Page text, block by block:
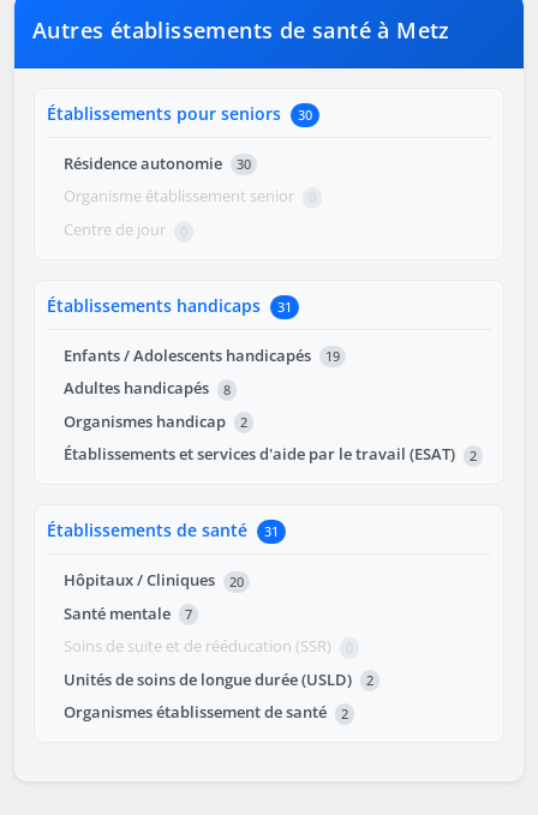
Autres établissements de santé à Metz
Établissements pour seniors 30
Résidence autonomie 30
Organisme établissement senior 0
Centre de jour 0
Établissements handicaps 31
Enfants / Adolescents handicapés 19
Adultes handicapés 8
Organismes handicap 2
Établissements et services d'aide par le travail (ESAT) 2
Établissements de santé 31
Hôpitaux / Cliniques 20
Santé mentale 7
Soins de suite et de rééducation (SSR) 0
Unités de soins de longue durée (USLD) 2
Organismes établissement de santé 2